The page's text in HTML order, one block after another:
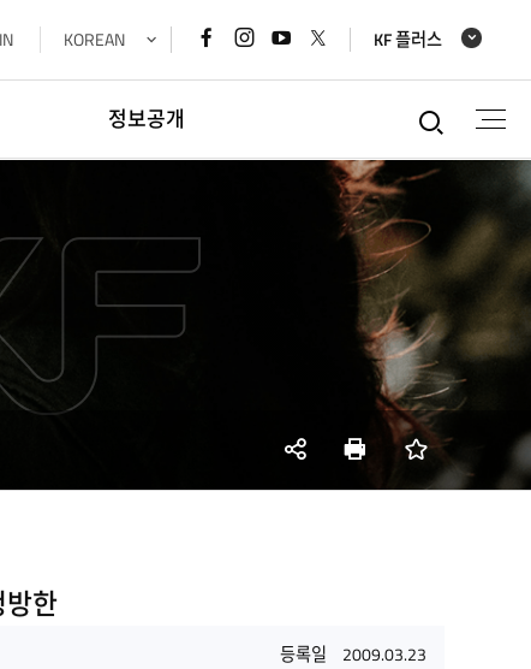
KOREAN 페이스북
인스타그램
유튜브
바로가기
x
바로가기
KF 플러스
정보공개
경영공시정보
재정정보공개
데이터기반행정
사업실명제
통합
SNS 인쇄 즐겨찾기
한
등록일 2009.03.23